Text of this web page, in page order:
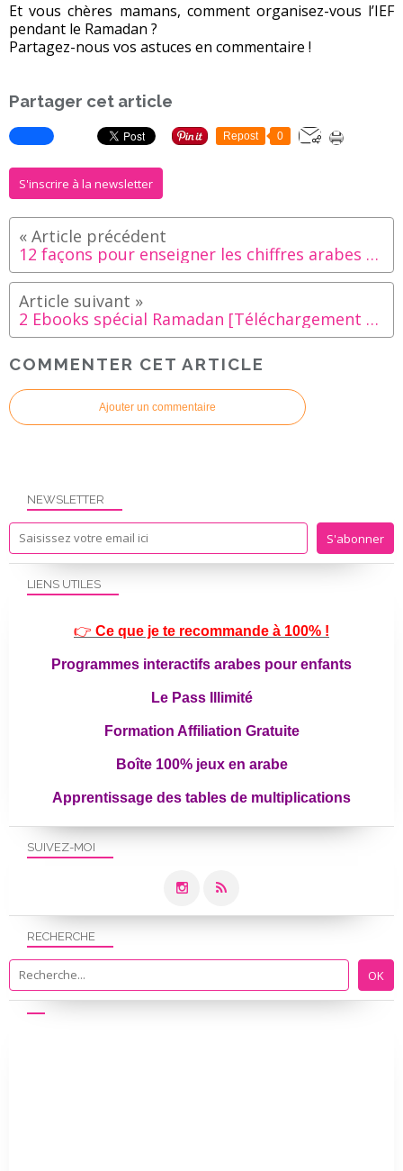
Et vous chères mamans, comment organisez-vous l’IEF
pendant le Ramadan ?
Partagez-nous vos astuces en commentaire !
Partager cet article
Repost 0
S'inscrire à la newsletter
12 façons pour enseigner les chiffres arabes aux enfants de manière ludique
2 Ebooks spécial Ramadan [Téléchargement gratuit]
COMMENTER CET ARTICLE
Ajouter un commentaire
NEWSLETTER
SUIVEZ-MOI
RECHERCHE
LIENS UTILES
👉 Ce que je te recommande à 100% !
Programmes interactifs arabes pour enfants
Le Pass Illimité
Formation Affiliation Gratuite
Boîte 100% jeux en arabe
Apprentissage des tables de multiplications